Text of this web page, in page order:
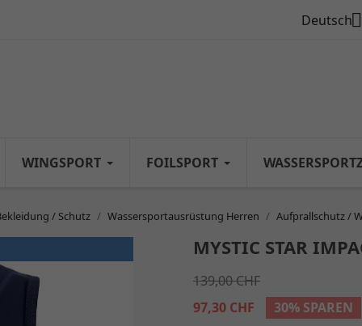
Deutsch
WINGSPORT FOILSPORT
/ Schutz Wassersportausrüstung Herren Aufprallschutz /
MYSTIC STAR
139,00 CHF
97,30 CHF
30% SPAREN